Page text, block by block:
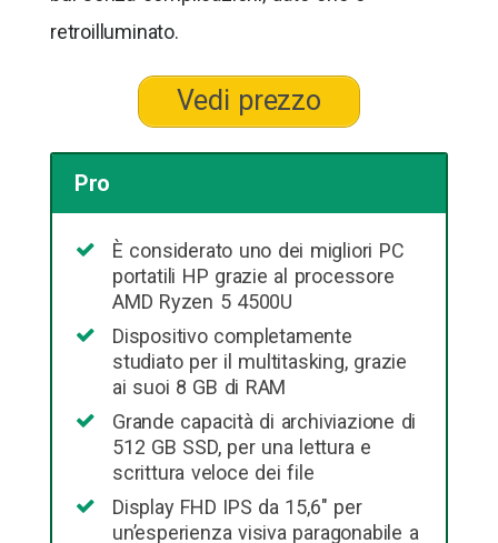
retroilluminato.
Vedi prezzo
Pro
È considerato uno dei migliori PC
portatili HP grazie al processore
AMD Ryzen 5 4500U
Dispositivo completamente
studiato per il multitasking, grazie
ai suoi 8 GB di RAM
Grande capacità di archiviazione di
512 GB SSD, per una lettura e
scrittura veloce dei file
Display FHD IPS da 15,6″ per
un’esperienza visiva paragonabile a